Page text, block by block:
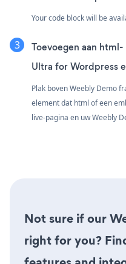
Your code block will be
Toevoegen aan
Ultra for Wordpress
Plak boven Weebly Demo
element dat html of een
live-pagina en uw Weebly
Not sure if our
right for you?